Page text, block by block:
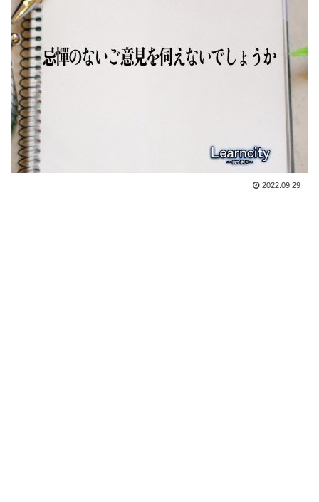
2022.09.29